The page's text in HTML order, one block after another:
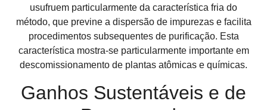
usufruem particularmente da característica fria do
método, que previne a dispersão de impurezas e facilita
procedimentos subsequentes de purificação. Esta
característica mostra-se particularmente importante em
descomissionamento de plantas atômicas e químicas.
Ganhos Sustentáveis e de